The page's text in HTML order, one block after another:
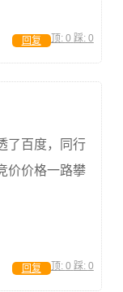
顶: 0 踩: 0
回复
了百度，同行
价价格一路攀
顶: 0 踩: 0
回复